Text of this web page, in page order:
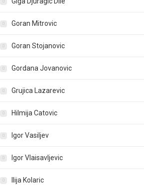
Goran Mitrovic
Goran Stojanovic
Gordana Jovanovic
Grujica Lazarevic
Hilmija Catovic
Igor Vasiljev
Igor Vlaisavljevic
Ilija Kolaric